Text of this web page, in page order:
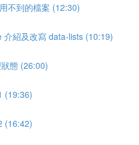
不到的檔案 (12:30)
介紹及改寫 data-lists (10:19)
態 (26:00)
(19:36)
(16:42)